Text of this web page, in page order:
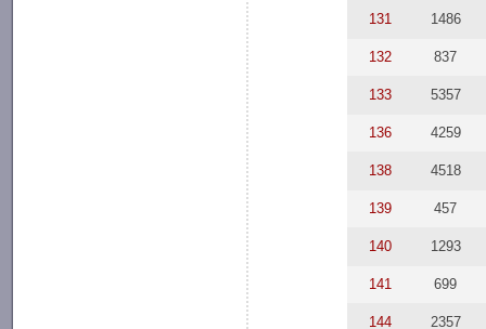
131 1486
132 837
133 5357
136 4259
138 4518
139 457
140 1293
141 699
144 2357